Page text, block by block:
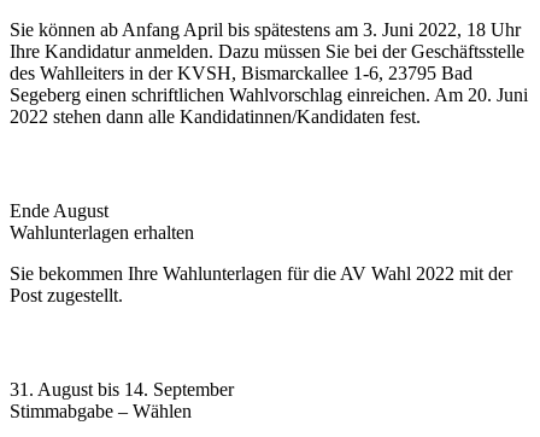
Sie können ab Anfang April bis spätestens am 3. Juni 2022, 18 Uhr
Ihre Kandidatur anmelden. Dazu müssen Sie bei der Geschäftsstelle
des Wahlleiters in der KVSH, Bismarckallee 1-6, 23795 Bad
Segeberg einen schriftlichen Wahlvorschlag einreichen. Am 20. Juni
2022 stehen dann alle Kandidatinnen/Kandidaten fest.
Ende August
Wahlunterlagen erhalten
Sie bekommen Ihre Wahlunterlagen für die AV Wahl 2022 mit der
Post zugestellt.
31. August bis 14. September
Stimmabgabe – Wählen